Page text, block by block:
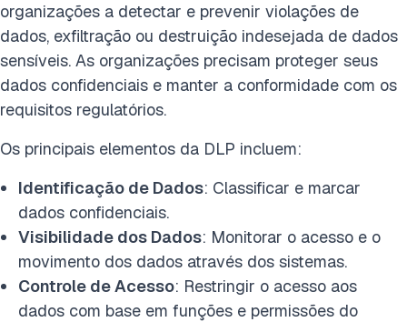
organizações a detectar e prevenir violações de
dados, exfiltração ou destruição indesejada de dados
sensíveis. As organizações precisam proteger seus
dados confidenciais e manter a conformidade com os
requisitos regulatórios.
Os principais elementos da DLP incluem:
Identificação de Dados: Classificar e marcar
dados confidenciais.
Visibilidade dos Dados: Monitorar o acesso e o
movimento dos dados através dos sistemas.
Controle de Acesso: Restringir o acesso aos
dados com base em funções e permissões do